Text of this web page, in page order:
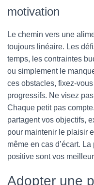
motivation
Le chemin vers une
toujours linéaire. Les
temps, les contraintes
ou simplement le
ces obstacles, fixez-
progressifs. Ne visez
Chaque petit pas
partagent vos objectifs,
pour maintenir le plaisir
même en cas d’écart.
positive sont vos
Adopter une